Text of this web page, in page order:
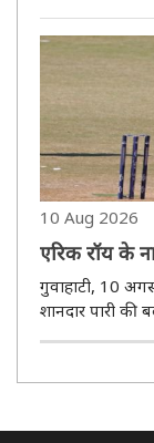
स्क्वॉड पूरे हो गए
10 Aug 2026
एरिक रॉय के
विकेट से
गुवाहाटी, 10
शानदार पारी की
अंक तालिका..